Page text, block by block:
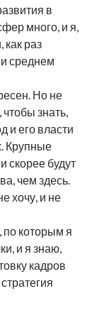
в
много, и я,
раз
среднем
Но не
знать,
и его власти
Крупные
скорее будут
чем здесь.
хочу, и не
по которым я
и я знаю,
кадров